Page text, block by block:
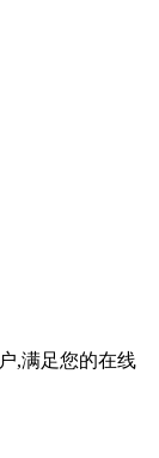
,满足您的在线